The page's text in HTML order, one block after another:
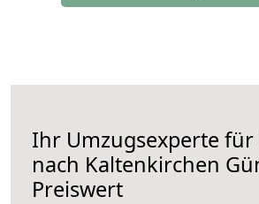
Ihr Umzugsexperte für
nach Kaltenkirchen
Preiswert